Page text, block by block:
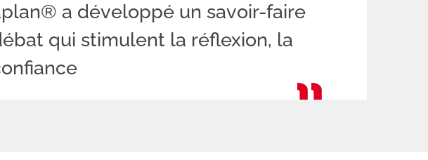
a développé un savoir-faire
qui stimulent la réflexion, la